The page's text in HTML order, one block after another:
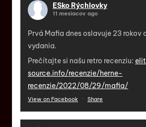
ESko Rýchlovky
11 mesiacov ago
Prvá Mafia dnes oslavuje 23 rokov
vydania.
Prečítajte si našu retro recenziu:
source.info/recenzie/herne-
recenzie/2022/08/29/mafia/
View on Facebook · Share